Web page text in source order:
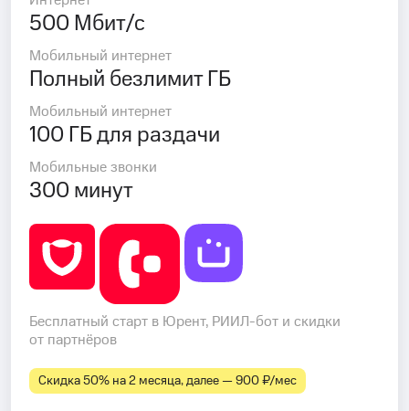
500 Мбит/с
Мобильный интернет
Полный безлимит ГБ
Мобильный интернет
100 ГБ для раздачи
Мобильные звонки
300 минут
Бесплатный старт в Юрент, РИИЛ-бот и скидки
от партнёров
Скидка 50% на 2 месяца, далее — 900 ₽⁠/⁠мес